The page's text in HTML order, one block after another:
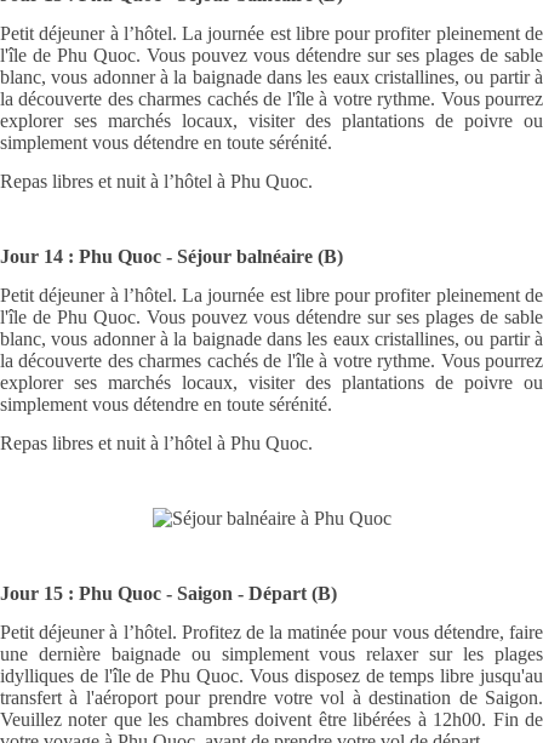
Petit déjeuner à l’hôtel. La journée est libre pour profiter pleinement de
l'île de Phu Quoc. Vous pouvez vous détendre sur ses plages de sable
blanc, vous adonner à la baignade dans les eaux cristallines, ou partir à
la découverte des charmes cachés de l'île à votre rythme. Vous pourrez
explorer ses marchés locaux, visiter des plantations de poivre ou
simplement vous détendre en toute sérénité.
Repas libres et nuit à l’hôtel à Phu Quoc.
Jour 14 : Phu Quoc - Séjour balnéaire (B)
Petit déjeuner à l’hôtel. La journée est libre pour profiter pleinement de
l'île de Phu Quoc. Vous pouvez vous détendre sur ses plages de sable
blanc, vous adonner à la baignade dans les eaux cristallines, ou partir à
la découverte des charmes cachés de l'île à votre rythme. Vous pourrez
explorer ses marchés locaux, visiter des plantations de poivre ou
simplement vous détendre en toute sérénité.
Repas libres et nuit à l’hôtel à Phu Quoc.
Jour 15 : Phu Quoc - Saigon - Départ (B)
Petit déjeuner à l’hôtel. Profitez de la matinée pour vous détendre, faire
une dernière baignade ou simplement vous relaxer sur les plages
idylliques de l'île de Phu Quoc. Vous disposez de temps libre jusqu'au
transfert à l'aéroport pour prendre votre vol à destination de Saigon.
Veuillez noter que les chambres doivent être libérées à 12h00. Fin de